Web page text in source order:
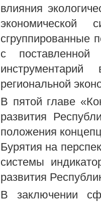
влияния
экономической
сгруппированные
с
региональной
В пятой главе
развития
положения
Бурятия на
системы
развития
В заключении